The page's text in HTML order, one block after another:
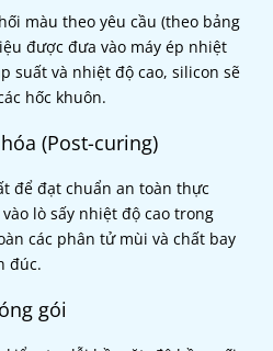
màu theo yêu cầu (theo bảng
được đưa vào máy ép nhiệt
suất và nhiệt độ cao, silicon sẽ
hốc khuôn.
(Post-curing)
để đạt chuẩn an toàn thực
lò sấy nhiệt độ cao trong
các phân tử mùi và chất bay
đúc.
gói